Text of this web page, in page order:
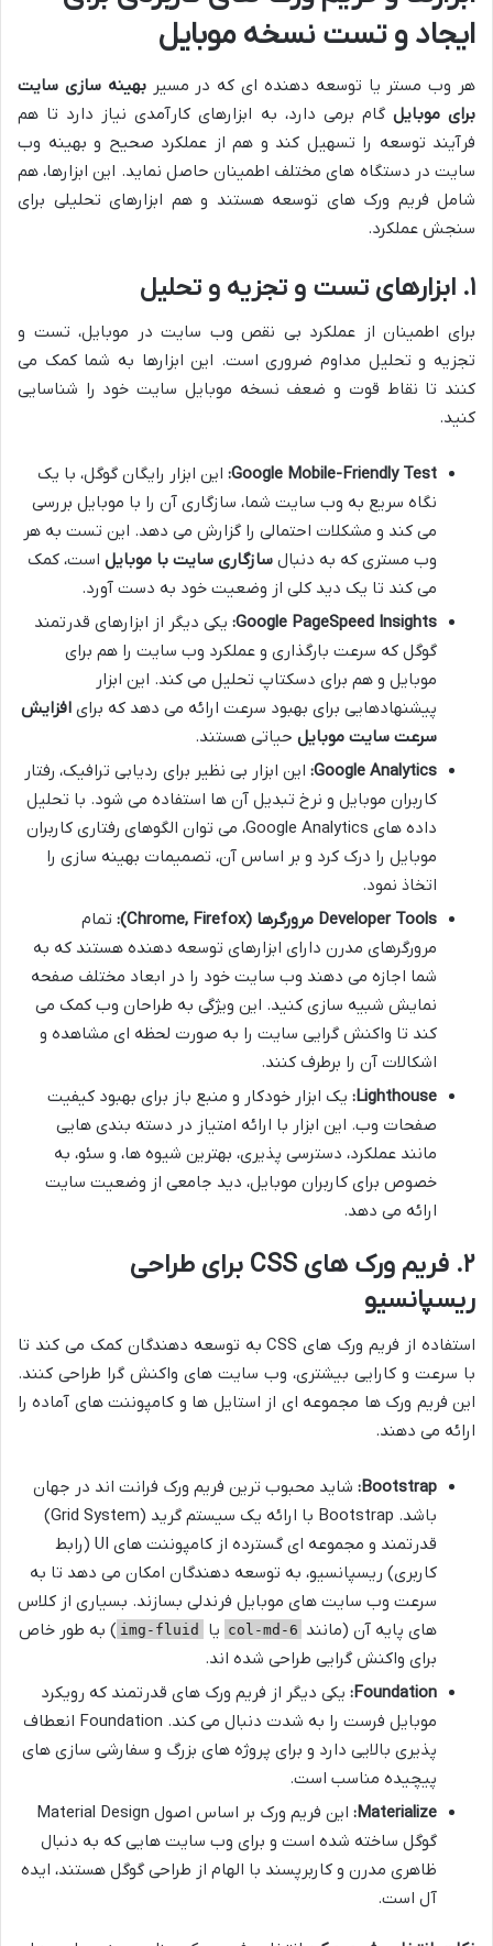
ایجاد و تست نسخه موبایل
هر وب مستر یا توسعه دهنده ای که در مسیربهینه سازی سایت
برای موبایل گام برمی دارد، به ابزارهای کارآمدی نیاز دارد تا هم
فرآیند توسعه را تسهیل کند و هم از عملکرد صحیح و بهینه وب
سایت در دستگاه های مختلف اطمینان حاصل نماید. این ابزارها، هم
شامل فریم ورک های توسعه هستند و هم ابزارهای تحلیلی برای
سنجش عملکرد.
۱. ابزارهای تست و تجزیه و تحلیل
برای اطمینان از عملکرد بی نقص وب سایت در موبایل، تست و
تجزیه و تحلیل مداوم ضروری است. این ابزارها به شما کمک می
کنند تا نقاط قوت و ضعف نسخه موبایل سایت خود را شناسایی
کنید.
Google Mobile-Friendly Test: این ابزار رایگان گوگل، با یک
نگاه سریع به وب سایت شما، سازگاری آن را با موبایل بررسی
می کند و مشکلات احتمالی را گزارش می دهد. این تست به هر
وب مستری که به دنبال سازگاری سایت با موبایل است، کمک
می کند تا یک دید کلی از وضعیت خود به دست آورد.
Google PageSpeed Insights: یکی دیگر از ابزارهای قدرتمند
گوگل که سرعت بارگذاری و عملکرد وب سایت را هم برای
موبایل و هم برای دسکتاپ تحلیل می کند. این ابزار
پیشنهادهایی برای بهبود سرعت ارائه می دهد که برای افزایش
سرعت سایت موبایل حیاتی هستند.
Google Analytics: این ابزار بی نظیر برای ردیابی ترافیک، رفتار
کاربران موبایل و نرخ تبدیل آن ها استفاده می شود. با تحلیل
داده های Google Analytics، می توان الگوهای رفتاری کاربران
موبایل را درک کرد و بر اساس آن، تصمیمات بهینه سازی را
اتخاذ نمود.
Developer Tools مرورگرها (Chrome, Firefox):
تمام
مرورگرهای مدرن دارای ابزارهای توسعه دهنده هستند که به
شما اجازه می دهند وب سایت خود را در ابعاد مختلف صفحه
نمایش شبیه سازی کنید. این ویژگی به طراحان وب کمک می
کند تا واکنش گرایی سایت را به صورت لحظه ای مشاهده و
اشکالات آن را برطرف کنند.
Lighthouse: یک ابزار خودکار و منبع باز برای بهبود کیفیت
صفحات وب. این ابزار با ارائه امتیاز در دسته بندی هایی
مانند عملکرد، دسترسی پذیری، بهترین شیوه ها، و سئو، به
خصوص برای کاربران موبایل، دید جامعی از وضعیت سایت
ارائه می دهد.
۲. فریم ورک های CSS برای طراحی
ریسپانسیو
استفاده از فریم ورک های CSS به توسعه دهندگان کمک می کند تا
با سرعت و کارایی بیشتری، وب سایت های واکنش گرا طراحی کنند.
این فریم ورک ها مجموعه ای از استایل ها و کامپوننت های آماده را
ارائه می دهند.
Bootstrap: شاید محبوب ترین فریم ورک فرانت اند در جهان
باشد. Bootstrap با ارائه یک سیستم گرید (Grid System)
قدرتمند و مجموعه ای گسترده از کامپوننت های UI (رابط
کاربری) ریسپانسیو، به توسعه دهندگان امکان می دهد تا به
سرعت وب سایت های موبایل فرندلی بسازند. بسیاری از کلاس
های پایه آن (مانند col-md-6 یا img-fluid ) به طور خاص
برای واکنش گرایی طراحی شده اند.
Foundation: یکی دیگر از فریم ورک های قدرتمند که رویکرد
موبایل فرست را به شدت دنبال می کند. Foundation انعطاف
پذیری بالایی دارد و برای پروژه های بزرگ و سفارشی سازی های
پیچیده مناسب است.
Materialize:
این فریم ورک بر اساس اصول Material Design
گوگل ساخته شده است و برای وب سایت هایی که به دنبال
ظاهری مدرن و کاربرپسند با الهام از طراحی گوگل هستند، ایده
آل است.